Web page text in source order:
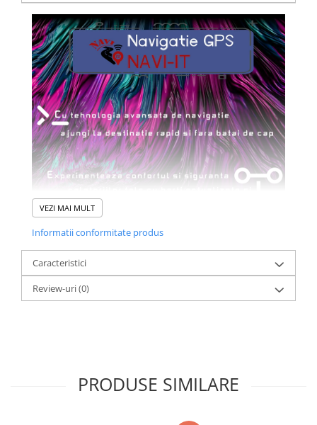
VEZI MAI MULT
Informatii conformitate produs
Caracteristici
Review-uri(0)
PRODUSE SIMILARE